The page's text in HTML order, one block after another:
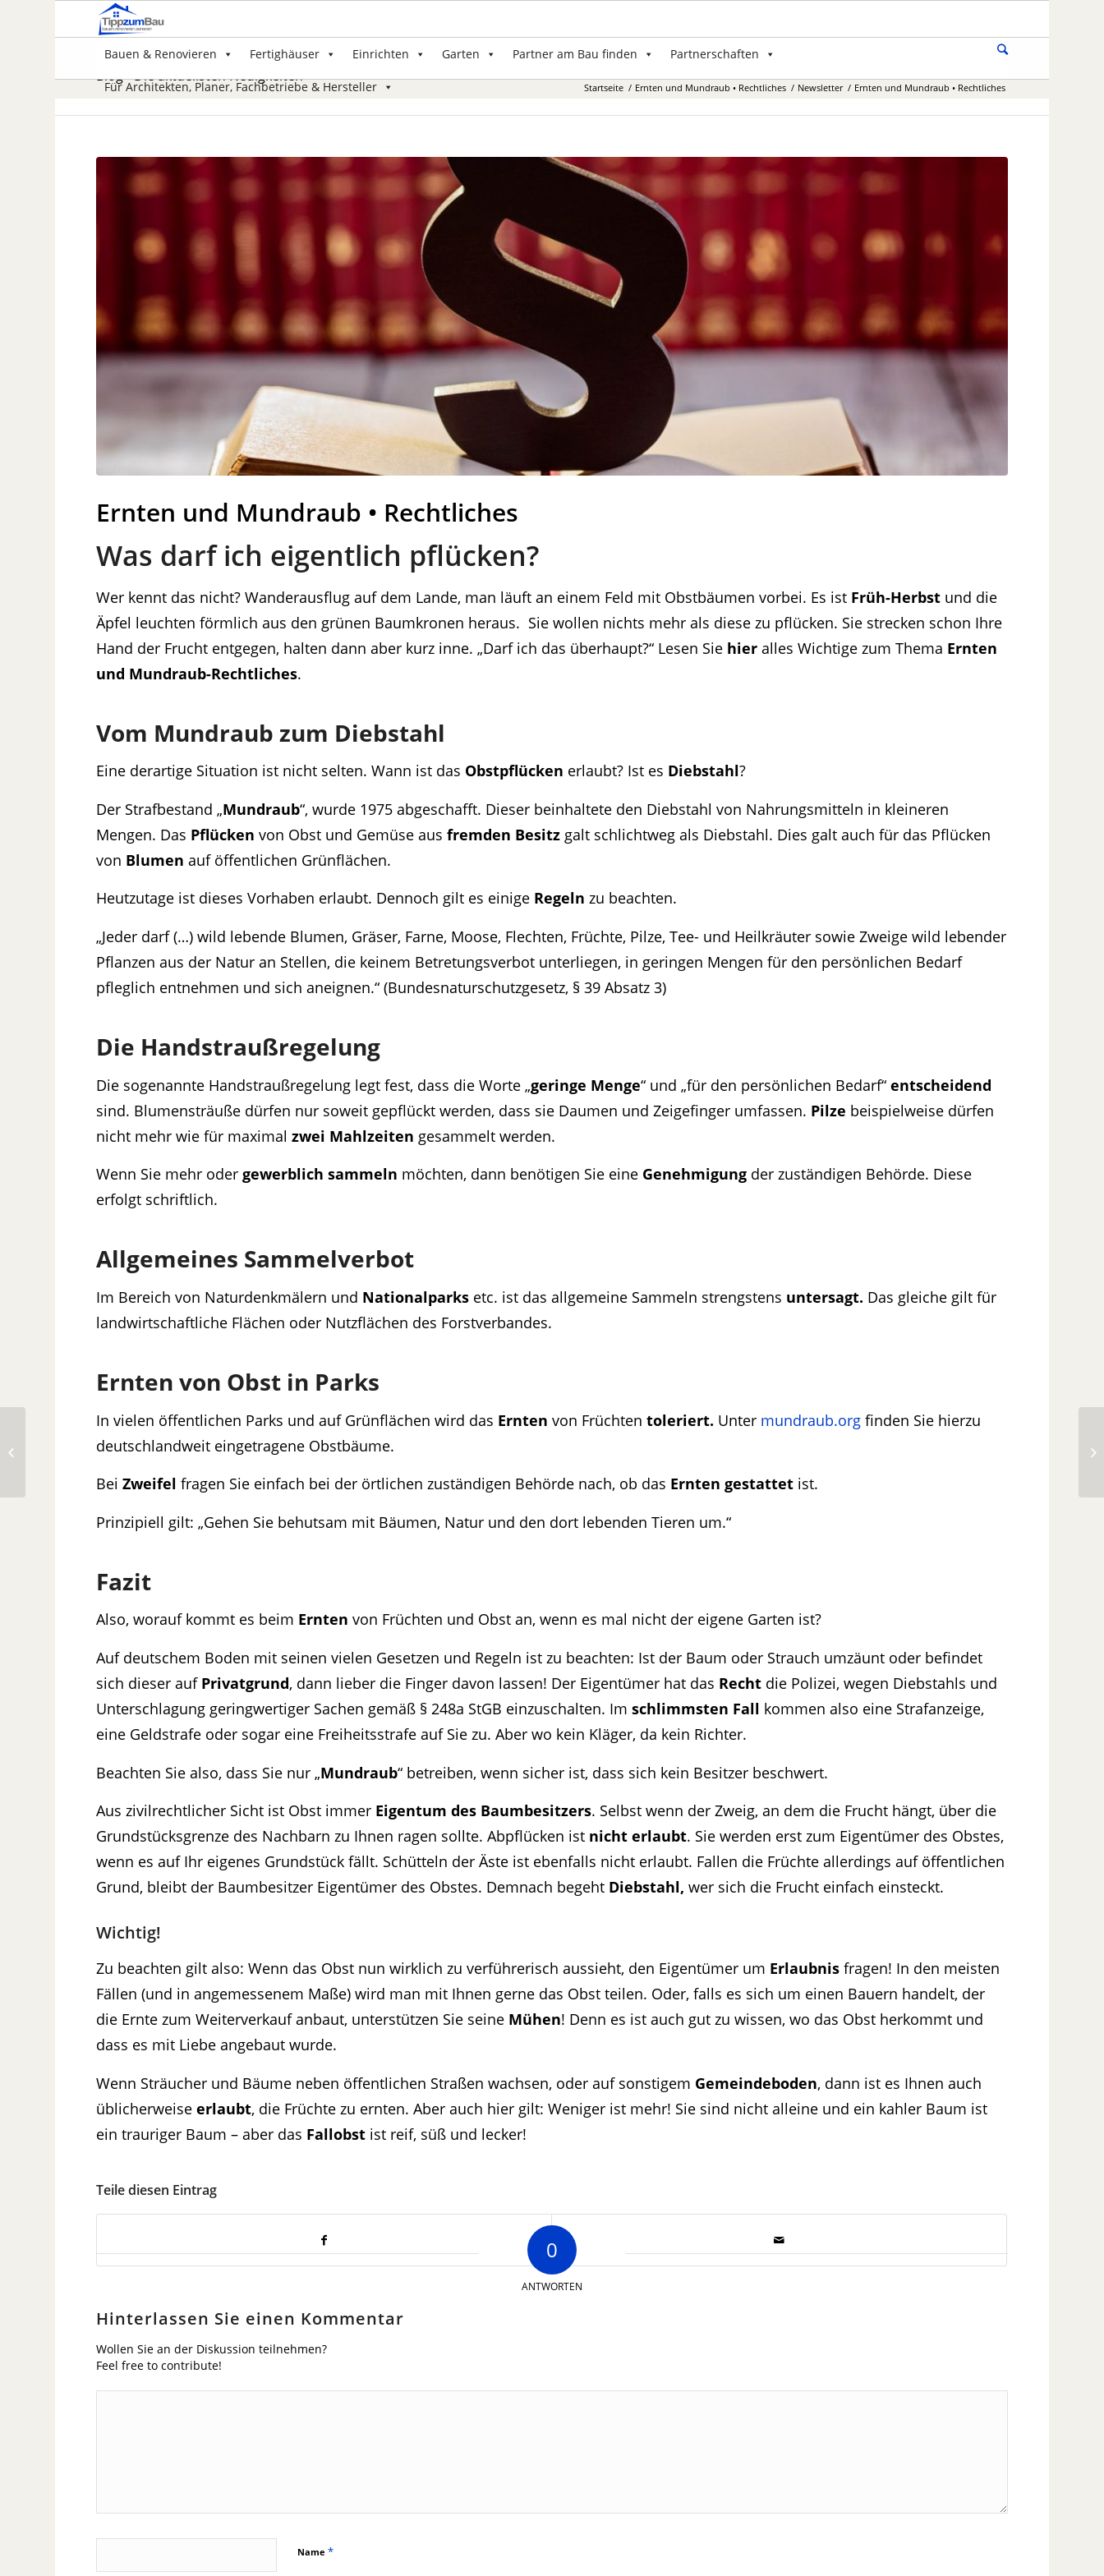
Bauen & Renovieren Fertighäuser Einrichten Garten Partner am Bau finden Partnerschaften
Für Architekten, Planer, Fachbetriebe & Hersteller
Blog - Die aktuellsten Neuigkeiten
Startseite / Ernten und Mundraub • Rechtliches / Newsletter / Ernten und Mundraub • Rechtliches
Ernten und Mundraub • Rechtliches
Was darf ich eigentlich pflücken?
Wer kennt das nicht? Wanderausflug auf dem Lande, man läuft an einem Feld mit Obstbäumen vorbei. Es ist Früh-Herbst und die
Äpfel leuchten förmlich aus den grünen Baumkronen heraus. Sie wollen nichts mehr als diese zu pflücken. Sie strecken schon Ihre
Hand der Frucht entgegen, halten dann aber kurz inne. „Darf ich das überhaupt?“ Lesen Sie hier alles Wichtige zum Thema Ernten
und Mundraub-Rechtliches.
Vom Mundraub zum Diebstahl
Eine derartige Situation ist nicht selten. Wann ist das Obstpflücken erlaubt? Ist es Diebstahl?
Der Strafbestand „Mundraub“, wurde 1975 abgeschafft. Dieser beinhaltete den Diebstahl von Nahrungsmitteln in kleineren
Mengen. Das Pflücken von Obst und Gemüse ausfremden Besitz galt schlichtweg als Diebstahl. Dies galt auch für das Pflücken
von Blumen auf öffentlichen Grünflächen.
Heutzutage ist dieses Vorhaben erlaubt. Dennoch gilt es einige Regeln zu beachten.
„Jeder darf (…) wild lebende Blumen, Gräser, Farne, Moose, Flechten, Früchte, Pilze, Tee- und Heilkräuter sowie Zweige wild lebender
Pflanzen aus der Natur an Stellen, die keinem Betretungsverbot unterliegen, in geringen Mengen für den persönlichen Bedarf
pfleglich entnehmen und sich aneignen.“ (Bundesnaturschutzgesetz, § 39 Absatz 3)
Die Handstraußregelung
Die sogenannte Handstraußregelung legt fest, dass die Worte „geringe Menge“ und „für den persönlichen Bedarf“entscheidend
sind. Blumensträuße dürfen nur soweit gepflückt werden, dass sie Daumen und Zeigefinger umfassen. Pilze beispielweise dürfen
nicht mehr wie für maximalzwei Mahlzeiten gesammelt werden.
Wenn Sie mehr odergewerblich sammeln möchten, dann benötigen Sie eine Genehmigung der zuständigen Behörde. Diese
erfolgt schriftlich.
Allgemeines Sammelverbot
Im Bereich von Naturdenkmälern und Nationalparks etc. ist das allgemeine Sammeln strengstens untersagt. Das gleiche gilt für
landwirtschaftliche Flächen oder Nutzflächen des Forstverbandes.
Ernten von Obst in Parks
In vielen öffentlichen Parks und auf Grünflächen wird das Ernten von Früchtentoleriert. Unter mundraub.org finden Sie hierzu
deutschlandweit eingetragene Obstbäume.
BeiZweifel fragen Sie einfach bei der örtlichen zuständigen Behörde nach, ob das Ernten gestattet ist.
Prinzipiell gilt: „Gehen Sie behutsam mit Bäumen, Natur und den dort lebenden Tieren um.“
Fazit
Also, worauf kommt es beim Ernten von Früchten und Obst an, wenn es mal nicht der eigene Garten ist?
Auf deutschem Boden mit seinen vielen Gesetzen und Regeln ist zu beachten: Ist der Baum oder Strauch umzäunt oder befindet
sich dieser auf Privatgrund, dann lieber die Finger davon lassen! Der Eigentümer hat das Recht die Polizei, wegen Diebstahls und
Unterschlagung geringwertiger Sachen gemäß § 248a StGB einzuschalten. Imschlimmsten Fall kommen also eine Strafanzeige,
eine Geldstrafe oder sogar eine Freiheitsstrafe auf Sie zu. Aber wo kein Kläger, da kein Richter.
Beachten Sie also, dass Sie nur „Mundraub“ betreiben, wenn sicher ist, dass sich kein Besitzer beschwert.
Aus zivilrechtlicher Sicht ist Obst immer Eigentum des Baumbesitzers. Selbst wenn der Zweig, an dem die Frucht hängt, über die
Grundstücksgrenze des Nachbarn zu Ihnen ragen sollte. Abpflücken ist nicht erlaubt. Sie werden erst zum Eigentümer des Obstes,
wenn es auf Ihr eigenes Grundstück fällt. Schütteln der Äste ist ebenfalls nicht erlaubt. Fallen die Früchte allerdings auf öffentlichen
Grund, bleibt der Baumbesitzer Eigentümer des Obstes. Demnach begeht Diebstahl, wer sich die Frucht einfach einsteckt.
Wichtig!
Zu beachten gilt also: Wenn das Obst nun wirklich zu verführerisch aussieht, den Eigentümer um Erlaubnis fragen! In den meisten
Fällen (und in angemessenem Maße) wird man mit Ihnen gerne das Obst teilen. Oder, falls es sich um einen Bauern handelt, der
die Ernte zum Weiterverkauf anbaut, unterstützen Sie seine Mühen! Denn es ist auch gut zu wissen, wo das Obst herkommt und
dass es mit Liebe angebaut wurde.
Wenn Sträucher und Bäume neben öffentlichen Straßen wachsen, oder auf sonstigem Gemeindeboden, dann ist es Ihnen auch
üblicherweiseerlaubt, die Früchte zu ernten. Aber auch hier gilt: Weniger ist mehr! Sie sind nicht alleine und ein kahler Baum ist
ein trauriger Baum – aber das Fallobst ist reif, süß und lecker!
Teile diesen Eintrag
0
ANTWORTEN
Hinterlassen Sie einen Kommentar
Wollen Sie an der Diskussion teilnehmen?
Feel free to contribute!
Name*
Ernte • Der Ernte-